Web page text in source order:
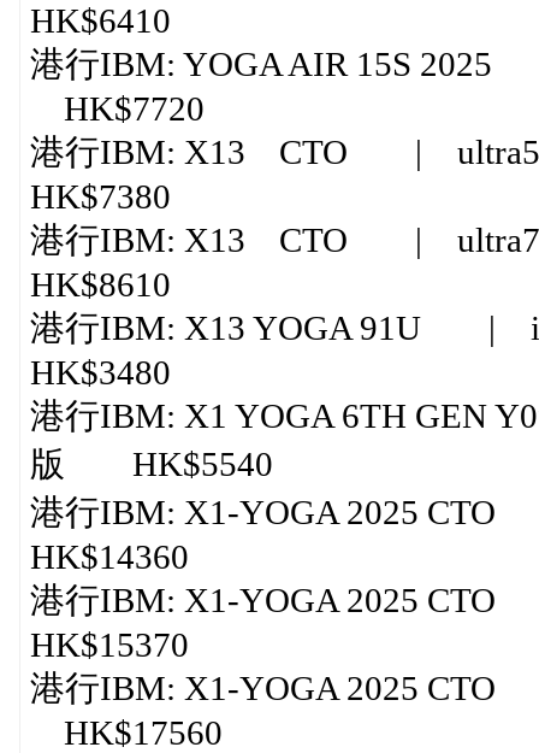
HK$6410
港行IBM: YOGA AIR 15S
HK$7720
港行IBM: X13 CTO | ultra5
HK$7380
港行IBM: X13 CTO | ultra7
HK$8610
港行IBM: X13 YOGA 91U |
HK$3480
港行IBM: X1 YOGA 6TH GEN
版 HK$5540
港行IBM: X1-YOGA 2025
HK$14360
港行IBM: X1-YOGA 2025
HK$15370
港行IBM: X1-YOGA 2025
HK$17560